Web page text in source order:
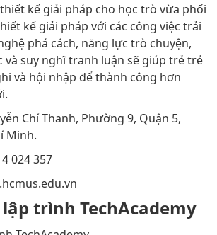
kế giải pháp cho học trò vừa phối
kế giải pháp với các công việc trải
phá cách, năng lực trò chuyện,
và suy nghĩ tranh luận sẽ giúp trẻ trẻ
và hội nhập để thành công hơn
Chí Thanh, Phường 9, Quận 5,
Minh.
024 357
trình TechAcademy